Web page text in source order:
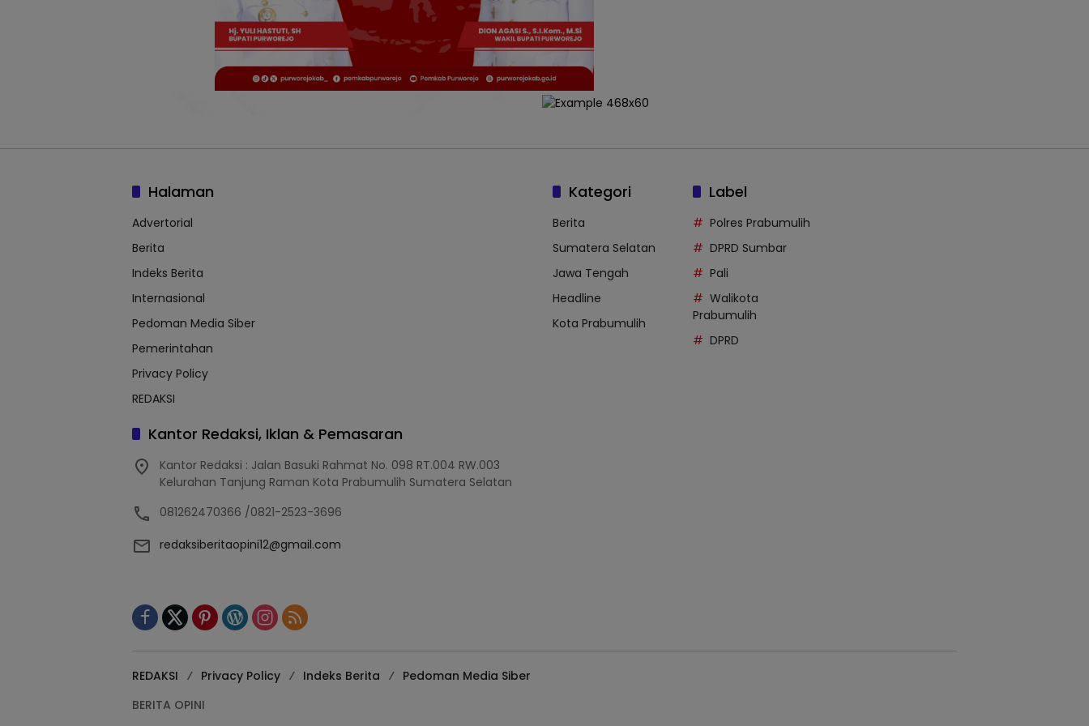
Halaman
Advertorial
Berita
Indeks Berita
Internasional
Pedoman Media Siber
Pemerintahan
Privacy Policy
REDAKSI
Kantor Redaksi, Iklan & Pemasaran
Kantor Redaksi : Jalan Basuki Rahmat No. 098 RT.004 RW.003
Kelurahan Tanjung Raman Kota Prabumulih Sumatera Selatan
081262470366 /0821-2523-3696
redaksiberitaopini12@gmail.com
Kategori
Berita
Sumatera Selatan
Jawa Tengah
Headline
Kota Prabumulih
Label
Polres Prabumulih
DPRD Sumbar
Pali
Walikota
Prabumulih
DPRD
REDAKSI Privacy Policy Indeks Berita
Pedoman Media Siber
BERITA OPINI